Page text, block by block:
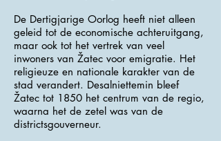
De Dertigjarige Oorlog heeft niet alleen
geleid tot de economische achteruitgang,
maar ook tot het vertrek van veel
inwoners van Žatec voor emigratie. Het
religieuze en nationale karakter van de
stad verandert. Desalniettemin bleef
Žatec tot 1850 het centrum van de regio,
waarna het de zetel was van de
districtsgouverneur.